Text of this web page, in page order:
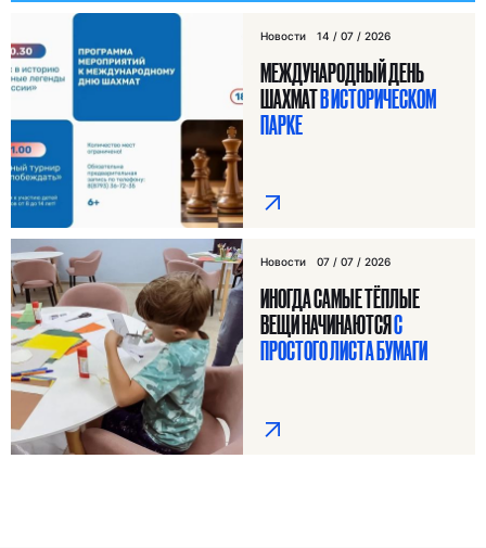
Новости 14 / 07 / 2026
МЕЖДУНАРОДНЫЙ ДЕНЬ
ШАХМАТВ ИСТОРИЧЕСКОМ
ПАРКЕ
Новости 07 / 07 / 2026
ИНОГДА САМЫЕ ТЁПЛЫЕ
ВЕЩИ НАЧИНАЮТСЯС
ПРОСТОГО ЛИСТА БУМАГИ